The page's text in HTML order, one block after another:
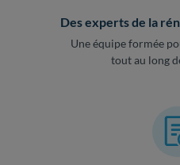
Des experts de la
Une équipe formée
tout au long